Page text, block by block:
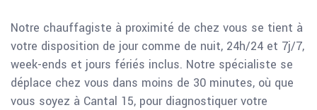
Notre chauffagiste à proximité de chez vous se tient à
votre disposition de jour comme de nuit, 24h/24 et 7j/7,
week-ends et jours fériés inclus. Notre spécialiste se
déplace chez vous dans moins de 30 minutes, où que
vous soyez à Cantal 15, pour diagnostiquer votre